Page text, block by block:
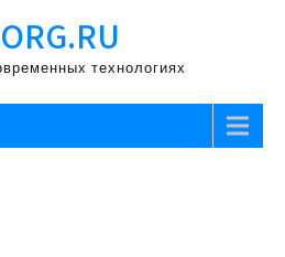
технологиях